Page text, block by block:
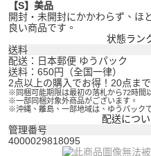
【S】美品
開封・未開封にかかわらず、ほ
良い商品です。
状態ラン
送料
配送：日本郵便 ゆうパック
送料：650円（全国一律）
2点以上の購入でお得！20点ま
※同梱可能期限は最初の落札から72時間
※一部同梱対象外商品がございます。
※沖縄、離島、一部地域は、ゆうパック
配送につ
管理番号
4000029818095